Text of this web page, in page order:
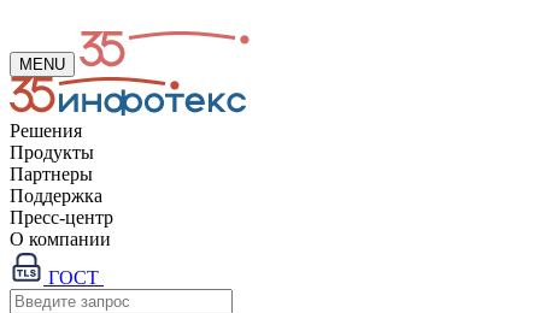
MENU
Решения
Продукты
Партнеры
Поддержка
Пресс-центр
О компании
ГОСТ